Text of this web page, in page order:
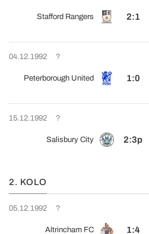
Stafford Rangers 2:1
04.12.1992 ?
Peterborough United 1:0
15.12.1992 ?
Salisbury City 2:3p
2. KOLO
05.12.1992 ?
Altrincham FC 1:4